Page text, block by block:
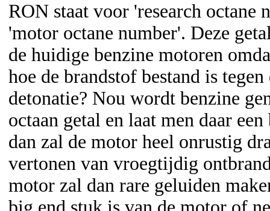
RON staat voor 'research octane
'motor octane number'. Deze
de huidige benzine motoren
hoe de brandstof bestand is
detonatie? Nou wordt benzine
octaan getal en laat men daar
dan zal de motor heel onrustig
vertonen van vroegtijdig
motor zal dan rare geluiden